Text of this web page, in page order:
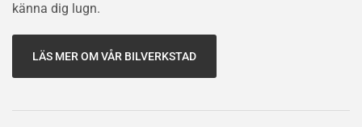
känna dig lugn.
LÄS MER OM VÅR BILVERKSTAD